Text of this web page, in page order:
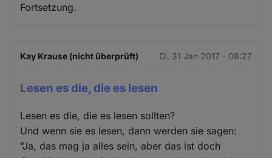
Fortsetzung.
Kay Krause (nicht überprüft) Di. 31 Jan 2017 - 08:27
Lesen es die, die es lesen
Lesen es die, die es lesen sollten?
Und wenn sie es lesen, dann werden sie sagen:
"Ja, das mag ja alles sein, aber das ist doch